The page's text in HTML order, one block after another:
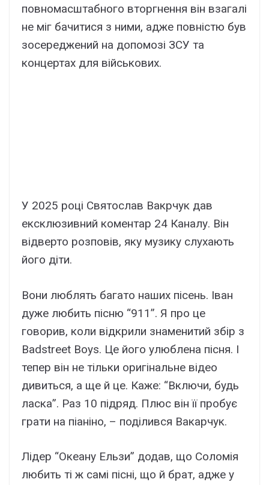
повномасштабного вторгнення він взагалі
не міг бачитися з ними, адже повністю був
зосереджений на допомозі ЗСУ та
концертах для військових.
У 2025 році Святослав Вакрчук дав
ексклюзивний коментар 24 Каналу. Він
відверто розповів, яку музику слухають
його діти.
Вони люблять багато наших пісень. Іван
дуже любить пісню “911”. Я про це
говорив, коли відкрили знаменитий збір з
Badstreet Boys. Це його улюблена пісня. І
тепер він не тільки оригінальне відео
дивиться, а ще й це. Каже: “Включи, будь
ласка”. Раз 10 підряд. Плюс він її пробує
грати на піаніно, – поділився Вакарчук.
Лідер “Океану Ельзи” додав, що Соломія
любить ті ж самі пісні, що й брат, адже у